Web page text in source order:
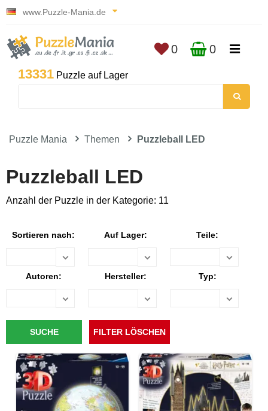
www.Puzzle-Mania.de
13331 Puzzle auf Lager
0 0
Puzzle Mania Themen Puzzleball LED
Puzzleball LED
Anzahl der Puzzle in der Kategorie: 11
Sortieren nach: Auf Lager: Teile:
Autoren: Hersteller: Typ: